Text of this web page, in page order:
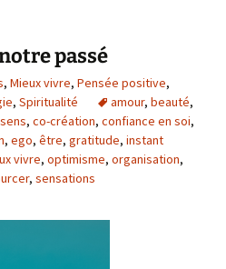
passé
, Mieux vivre, Pensée positive,
, Spiritualité amour, beauté,
, co-création, confiance en soi,
, ego, être, gratitude, instant
vivre, optimisme, organisation,
, sensations